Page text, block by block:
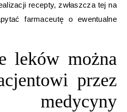
recepty, zwłaszcza tej na
farmaceutę o ewentualne
leków można
przez
medycyny